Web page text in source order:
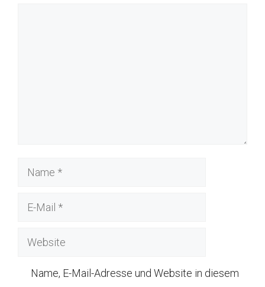
Name
Website
Name, E-Mail-Adresse und Website in diesem